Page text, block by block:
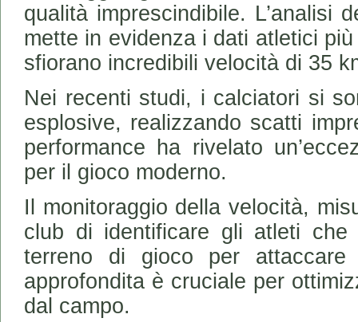
qualità imprescindibile. L’analisi
mette in evidenza i dati atletici
sfiorano incredibili velocità di 35
Nei recenti studi, i calciatori si
esplosive, realizzando scatti
performance ha rivelato
per il gioco moderno.
Il monitoraggio della velocità,
club di identificare gli atleti che
terreno di gioco per
approfondita è cruciale per
dal campo.